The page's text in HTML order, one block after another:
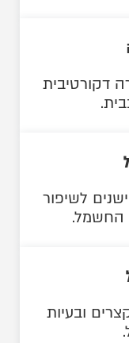
דקורטיבית
לשיפור
החשמל.
ובעיות